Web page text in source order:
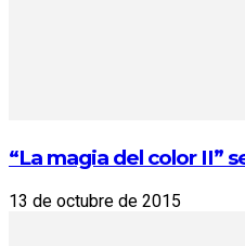
“La magia del color II”
13 de octubre de 2015